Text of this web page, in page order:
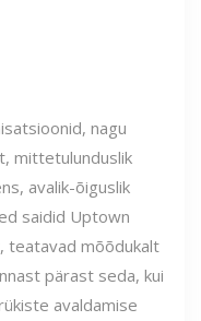
nagu
mittetulunduslik
avalik-õiguslik
saidid Uptown
teatavad mõõdukalt
pärast seda, kui
avaldamise